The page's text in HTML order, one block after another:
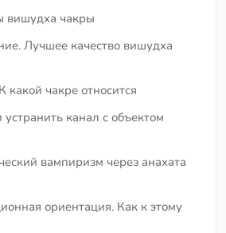
вишудха чакры
Лучшее качество вишудха
какой чакре относится
канал с объектом
вампиризм через анахата
ориентация. Как к этому